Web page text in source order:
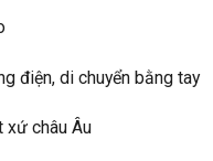
điện, di chuyển bằng tay
xứ châu Âu